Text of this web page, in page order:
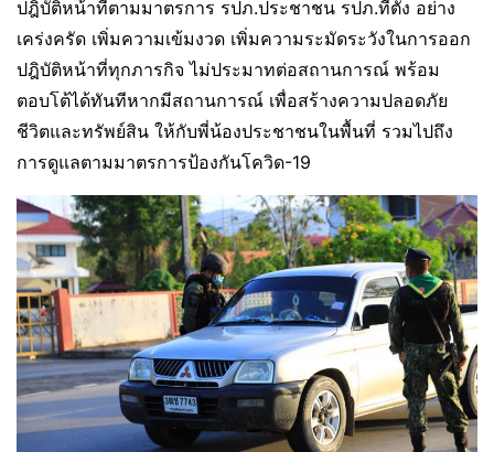
ปฎิบัติหน้าที่ตามมาตรการ รปภ.ประชาชน รปภ.ที่ตั้ง อย่าง
เคร่งครัด เพิ่มความเข้มงวด เพิ่มความระมัดระวังในการออก
ปฎิบัติหน้าที่ทุกภารกิจ ไม่ประมาทต่อสถานการณ์ พร้อม
ตอบโต้ได้ทันทีหากมีสถานการณ์ เพื่อสร้างความปลอดภัย
ชีวิตและทรัพย์สิน ให้กับพี่น้องประชาชนในพื้นที่ รวมไปถึง
การดูแลตามมาตรการป้องกันโควิด-19